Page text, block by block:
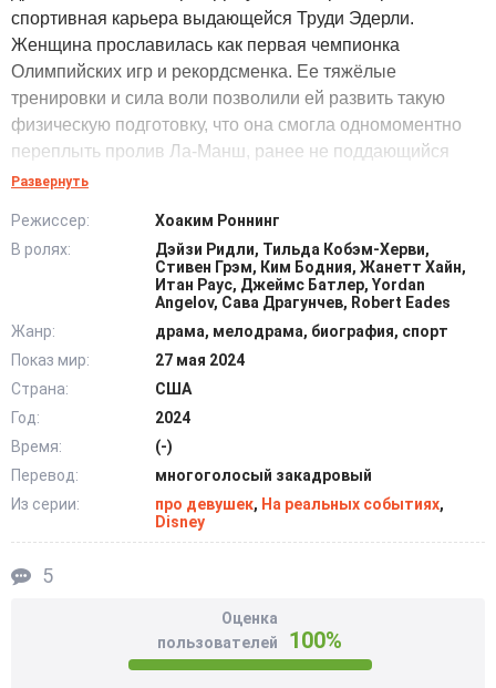
спортивная карьера выдающейся Труди Эдерли.
Женщина прославилась как первая чемпионка
Олимпийских игр и рекордсменка. Ее тяжёлые
тренировки и сила воли позволили ей развить такую
физическую подготовку, что она смогла одномоментно
переплыть пролив Ла-Манш, ранее не поддающийся
даже мужчинам.
В патриархальном обществе для слабого пола это
достижение было за гранью возможного. В связи с этим
наряду с восторженными овациями поклонников
возникало и порицание завистников и
недоброжелателей. Заявить о себе как о личности с
уникальным талантом требовалось огромное мужество.
Пловчиху поддерживали доброжелательные тренеры, а
также родная сестра. С их помощью удалось завоевать
заветные награды, которые ранее для прекрасных
женщин были недоступны. @Filmix.fan
Развернуть
Режиссер:
Хоаким Роннинг
В ролях:
Дэйзи Ридли, Тильда Кобэм-Херви,
Стивен Грэм, Ким Бодния, Жанетт Хайн,
Итан Раус, Джеймс Батлер, Yordan
Angelov, Сава Драгунчев, Robert Eades
Жанр:
драма, мелодрама, биография, спорт
Показ мир:
27 мая 2024
Страна:
США
Год:
2024
Время:
(-)
Перевод:
многоголосый закадровый
Из серии:
про девушек, На реальных событиях,
Disney
5
Оценка
пользователей
100%